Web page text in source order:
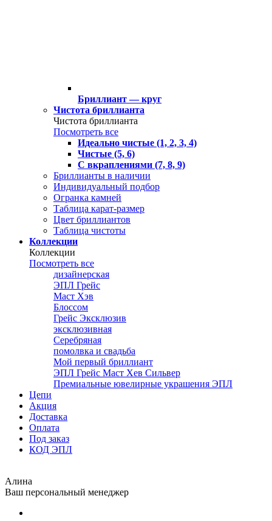
Бриллиант — круг
Чистота бриллианта
Чистота бриллианта
Посмотреть все
Идеально чистые (1, 2, 3, 4)
Чистые (5, 6)
С вкраплениями (7, 8, 9)
Бриллианты в наличии
Индивидуальный подбор
Огранка камней
Таблица карат-размер
Цвет бриллиантов
Таблица чистоты
Коллекции
Коллекции
Посмотреть все
дизайнерская
ЭПЛ Грейс
Маст Хэв
Блоссом
Грейс Эксклюзив
эксклюзивная
Серебряная
помолвка и свадьба
Мой первый бриллиант
ЭПЛ Грейс Маст Хев Сильвер
Премиальные ювелирные украшения ЭПЛ
Цепи
Акция
Доставка
Оплата
Под заказ
КОД ЭПЛ
Алина
Ваш персональный менеджер